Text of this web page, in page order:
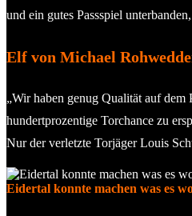
und ein gutes Passspiel
Elf von Michael
„Wir haben genug Qualität auf dem
hundertprozentige Torchance zu
Nur der verletzte Torjäger Louis
Eidertal konnte machen was es